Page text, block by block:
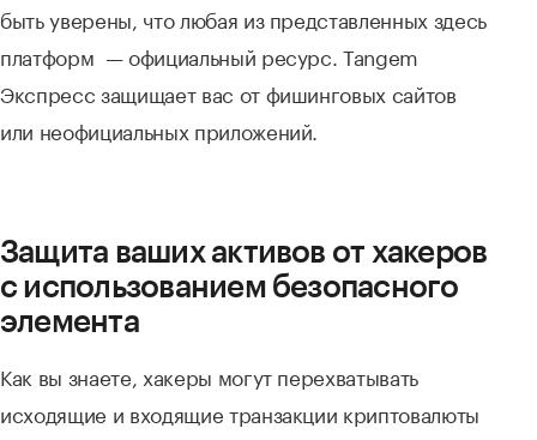
быть уверены, что любая из представленных здесь
платформ — официальный ресурс. Tangem
Экспресс защищает вас от фишинговых сайтов
или неофициальных приложений.
Защита ваших активов от хакеров
с использованием безопасного
элемента
Как вы знаете, хакеры могут перехватывать
исходящие и входящие транзакции криптовалюты